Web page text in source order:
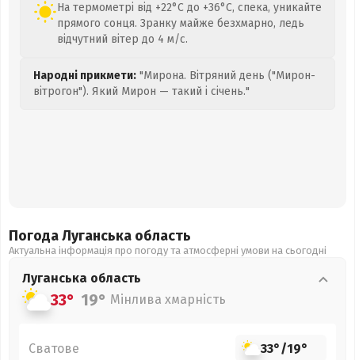
На термометрі від +22°C до +36°C, спека, уникайте
прямого сонця. Зранку майже безхмарно, ледь
відчутний вітер до 4 м/с.
Народні прикмети: "Мирона. Вітряний день ("Мирон-
вітрогон"). Який Мирон — такий і січень."
Погода Луганська область
Актуальна інформація про погоду та атмосферні умови на сьогодні
Луганська область
33° 19° Мінлива хмарність
Сватове 33°/19°